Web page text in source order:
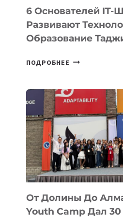
6 Основателей IT-
Развивают
Образование
ПОДРОБНЕЕ 6
ШКОЛ,
РАЗВИВАЮТ
ОБРАЗОВАНИЕ
От Долины До
Youth Camp Дал